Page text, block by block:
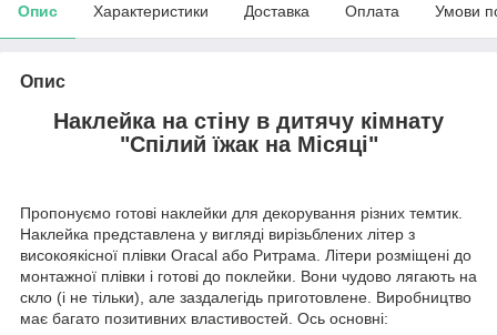
Опис Характеристики Доставка Оплата Умови
Опис
Наклейка на стіну в дитячу кімнату
"Спілий їжак на Місяці"
Пропонуємо готові наклейки для декорування різних темтик.
Наклейка представлена у вигляді вирізьблених літер з
високоякісної плівки Oracal або Ритрама. Літери розміщені до
монтажної плівки і готові до поклейки. Вони чудово лягають на
скло (і не тільки), але заздалегідь приготовлене. Виробництво
має багато позитивних властивостей. Ось основні: